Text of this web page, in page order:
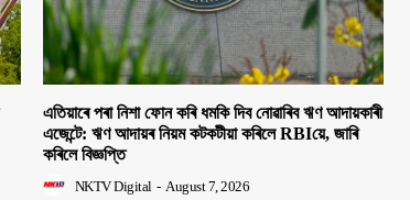
এতিয়াৰে পৰা নিশা ফোন কৰি ধমকি দিব নোৱাৰিব ঋণ আদায়কাৰী
এজেন্টে: ঋণ আদায়ৰ নিয়ম কটকটীয়া কৰিলে RBIয়ে, জাৰি
কৰিলে বিজ্ঞপ্তি
NKTV Digital - August 7, 2026